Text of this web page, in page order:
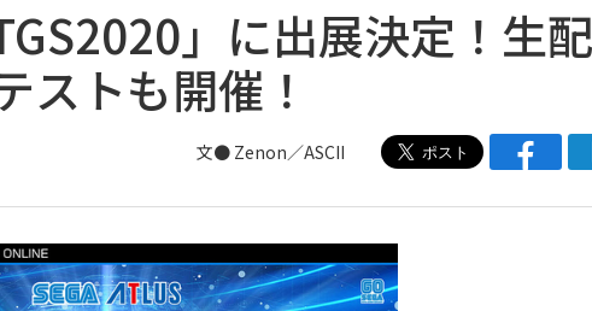
」に出展決定！生
ストも開催！
文● Zenon／ASCII